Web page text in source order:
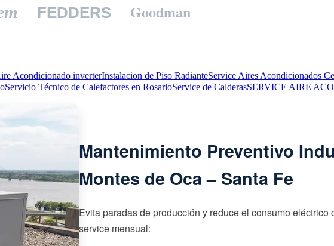
Acondicionado inverterInstalacion de Piso RadianteService Aires Acondicionados
Servicio Técnico de Calefactores en RosarioService de CalderasSERVICE AIRE
FEDDERS Goodman
Mantenimiento Preventivo
Montes de Oca – Santa Fe
Evita paradas de producción y reduce el consumo eléctrico
service mensual: